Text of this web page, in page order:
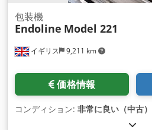
イギリス 9,211 km
包装機
Endoline Model 221
価格情報
コンディション: 非常に良い（中古）